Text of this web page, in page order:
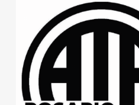
Violencia de género:
secuestraron un
en una vivienda
07/08/2026